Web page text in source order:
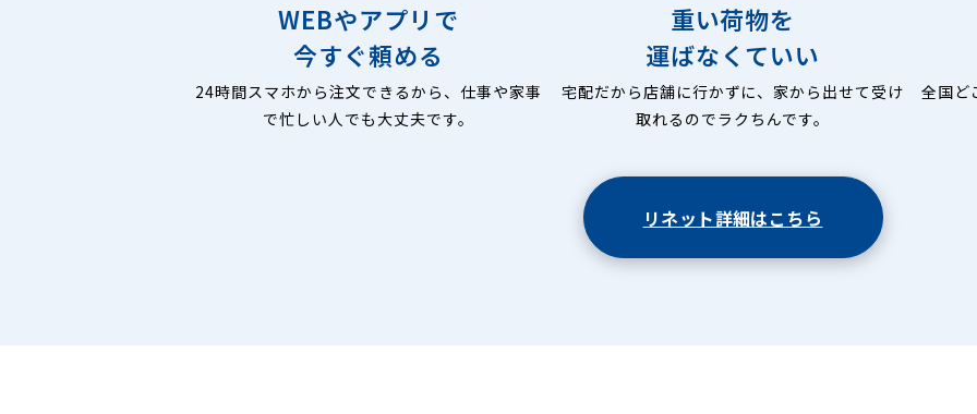
WEBやアプリで
今すぐ頼める
24時間スマホから注文できるから、仕事や家事
で忙しい人でも大丈夫です。
重い荷物を
運ばなくていい
宅配だから店舗に行かずに、家から出せて受け
取れるのでラクちんです。
全国ど
リネット詳細はこちら